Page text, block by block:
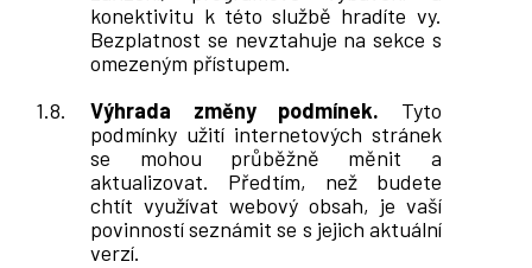
konektivitu k této službě hradíte vy.
Bezplatnost se nevztahuje na sekce s
omezeným přístupem.
Výhrada změny podmínek. Tyto
podmínky užití internetových stránek
se mohou průběžně měnit a
aktualizovat. Předtím, než budete
chtít využívat webový obsah, je vaší
povinností seznámit se s jejich aktuální
verzí.